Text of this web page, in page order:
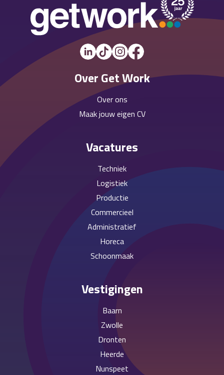
Over Get Work
Over ons
Maak jouw eigen CV
Vacatures
Techniek
Logistiek
Productie
Commercieel
Administratief
Horeca
Schoonmaak
Vestigingen
Baarn
Zwolle
Dronten
Heerde
Nunspeet